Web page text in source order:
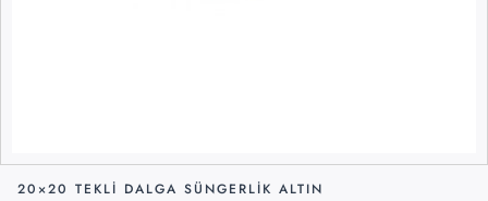
20×20 TEKLI DALGA SÜNGERLIK ALTIN